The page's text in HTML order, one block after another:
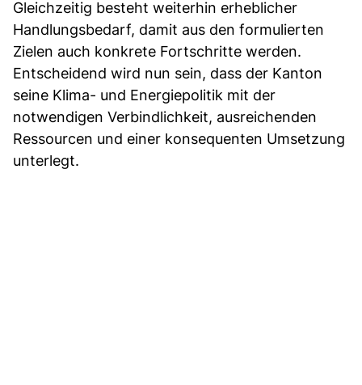
Gleichzeitig besteht weiterhin erheblicher
Handlungsbedarf, damit aus den formulierten
Zielen auch konkrete Fortschritte werden.
Entscheidend wird nun sein, dass der Kanton
seine Klima- und Energiepolitik mit der
notwendigen Verbindlichkeit, ausreichenden
Ressourcen und einer konsequenten Umsetzung
unterlegt.